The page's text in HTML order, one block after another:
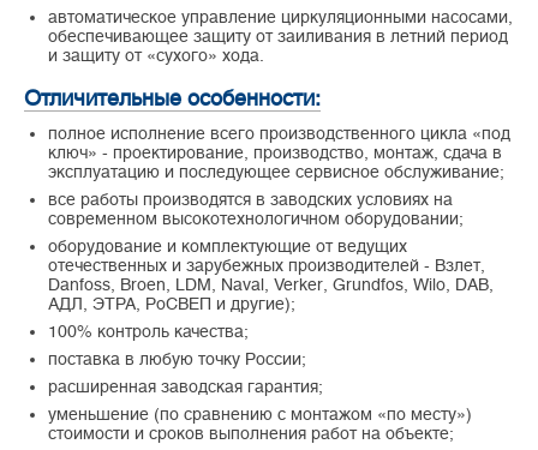
автоматическое управление циркуляционными насосами,
обеспечивающее защиту от заиливания в летний период
и защиту от «сухого» хода.
Отличительные особенности:
полное исполнение всего производственного цикла «под
ключ» - проектирование, производство, монтаж, сдача в
эксплуатацию и последующее сервисное обслуживание;
все работы производятся в заводских условиях на
современном высокотехнологичном оборудовании;
оборудование и комплектующие от ведущих
отечественных и зарубежных производителей - Взлет,
Danfoss, Broen, LDM, Naval, Verker, Grundfos, Wilo, DAB,
АДЛ, ЭТРА, РоСВЕП и другие);
100% контроль качества;
поставка в любую точку России;
расширенная заводская гарантия;
уменьшение (по сравнению с монтажом «по месту»)
стоимости и сроков выполнения работ на объекте;